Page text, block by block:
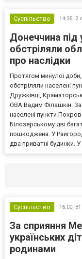
Суспільство 14:35, 2
Донеччина під
обстріляли
про наслідки
Протягом минулої доби,
обстріляли населені
Дружківці,
ОВА Вадим Філашкін.
населені пункти
Білозерському дві
пошкоджена. У
два приватні будинки.
Суспільство 16:00,
За сприяння
українських
родинами